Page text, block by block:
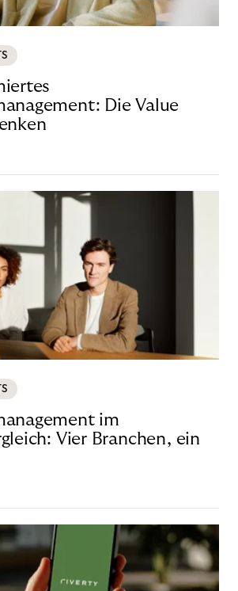
Die Value
im
Vier Branchen, ein